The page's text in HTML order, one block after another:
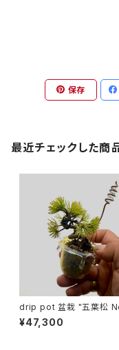
保存
最近チェックした商
drip pot 盆栽 "五葉松
ri＋Nikaiten-hineri"
¥47,300